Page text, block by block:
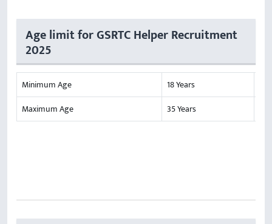
Age limit for GSRTC Helper Recruitment
2025
Minimum Age
18 Years
Maximum Age
35 Years